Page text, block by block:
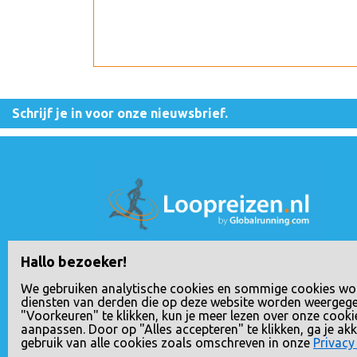
Hallo bezoeker!
We gebruiken analytische cookies en sommige cookies
diensten van derden die op deze website worden
"Voorkeuren" te klikken, kun je meer lezen over onze
aanpassen. Door op "Alles accepteren" te klikken, ga je
gebruik van alle cookies zoals omschreven in onze
Schrijf je in voor onze nieuwsbrief.
Loopreizen is een handelsnaam van Rho Delta
Kamer van Koophandel onder nummer
24258592. Het BTW nummer van Rho Delta
Travel B.V. is NL807833617B01.